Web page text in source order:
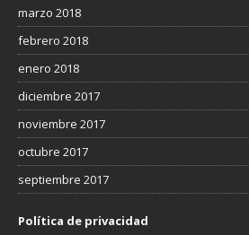
marzo 2018
febrero 2018
enero 2018
diciembre 2017
noviembre 2017
octubre 2017
septiembre 2017
Política de privacidad